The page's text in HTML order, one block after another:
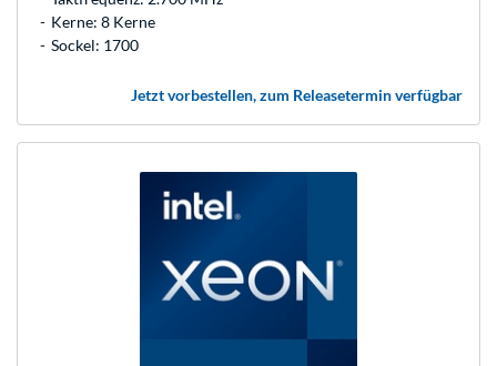
Kerne: 8 Kerne
Sockel: 1700
Jetzt vorbestellen, zum Releasetermin verfügbar